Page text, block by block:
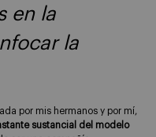
en la
la
por mis hermanos y por mí,
sustancial del modelo